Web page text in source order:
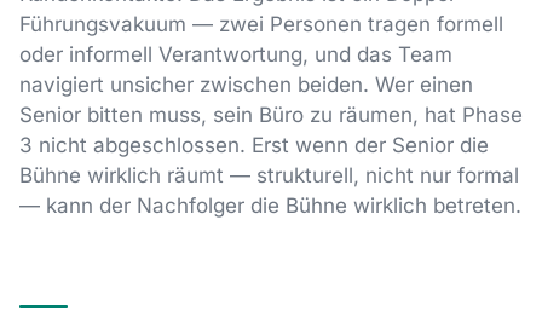
Führungsvakuum — zwei Personen tragen formell
oder informell Verantwortung, und das Team
navigiert unsicher zwischen beiden. Wer einen
Senior bitten muss, sein Büro zu räumen, hat Phase
3 nicht abgeschlossen. Erst wenn der Senior die
Bühne wirklich räumt — strukturell, nicht nur formal
— kann der Nachfolger die Bühne wirklich betreten.